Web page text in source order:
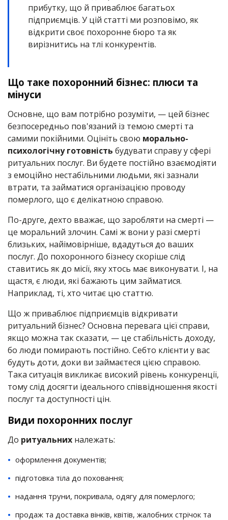
прибутку, що й приваблює багатьох
підприємців. У цій статті ми розповімо, як
відкрити своє похоронне бюро та як
вирізнитись на тлі конкурентів.
Що таке похоронний бізнес: плюси та
мінуси
Основне, що вам потрібно розуміти, — цей бізнес
безпосередньо пов'язаний із темою смерті та
самими покійними. Оцініть свою морально-
психологічну готовність будувати справу у сфері
ритуальних послуг. Ви будете постійно взаємодіяти
з емоційно нестабільними людьми, які зазнали
втрати, та займатися організацією проводу
померлого, що є делікатною справою.
По-друге, дехто вважає, що заробляти на смерті —
це моральний злочин. Самі ж вони у разі смерті
близьких, найімовірніше, вдадуться до ваших
послуг. До похоронного бізнесу скоріше слід
ставитись як до місії, яку хтось має виконувати. І, на
щастя, є люди, які бажають цим займатися.
Наприклад, ті, хто читає цю статтю.
Що ж приваблює підприємців відкривати
ритуальний бізнес? Основна перевага цієї справи,
якщо можна так сказати, — це стабільність доходу,
бо люди помирають постійно. Себто клієнти у вас
будуть доти, доки ви займаєтеся цією справою.
Така ситуація викликає високий рівень конкуренції,
тому слід досягти ідеального співвідношення якості
послуг та доступності цін.
Види похоронних послуг
До ритуальних належать:
оформлення документів;
підготовка тіла до поховання;
надання труни, покривала, одягу для померлого;
продаж та доставка вінків, квітів, жалобних стрічок та